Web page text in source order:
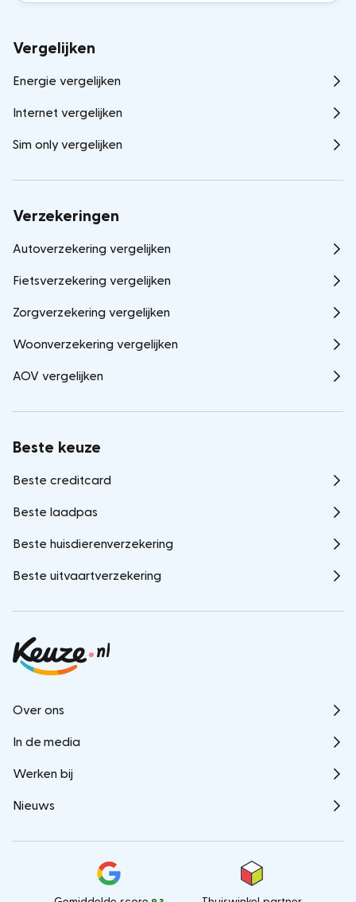
Over ons
In de media
Werken bij
Nieuws
Vergelijken
Energie vergelijken
Internet vergelijken
Sim only vergelijken
Verzekeringen
Autoverzekering vergelijken
Fietsverzekering vergelijken
Zorgverzekering vergelijken
Woonverzekering vergelijken
AOV vergelijken
Beste keuze
Beste creditcard
Beste laadpas
Beste huisdierenverzekering
Beste uitvaartverzekering